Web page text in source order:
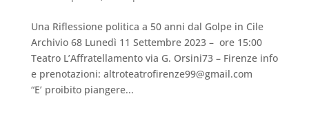
Una Riflessione politica a 50 anni dal Golpe in Cile
Archivio 68 Lunedì 11 Settembre 2023 – ore 15:00
Teatro L’Affratellamento via G. Orsini73 – Firenze info
e prenotazioni: altroteatrofirenze99@gmail.com
“E’ proibito piangere...